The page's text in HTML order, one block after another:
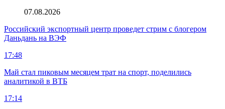
07.08.2026
Российский экспортный центр проведет стрим с блогером
Даньдань на ВЭФ
17:48
Май стал пиковым месяцем трат на спорт, поделились
аналитикой в ВТБ
17:14